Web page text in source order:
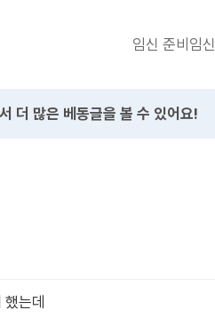
임신 준비임신
더 많은 베동글을 볼 수 있어요!
는데